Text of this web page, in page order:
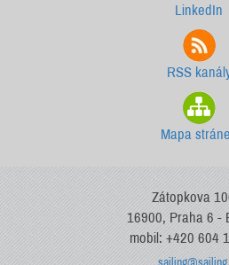
LinkedIn
RSS
Mapa
Zátopkova
16900, Praha 6 -
mobil: +420 604